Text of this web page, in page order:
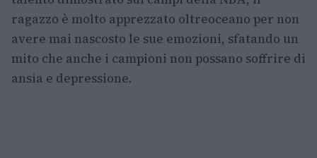
ragazzo è molto apprezzato oltreoceano per non
avere mai nascosto le sue emozioni, sfatando un
mito che anche i campioni non possano soffrire di
ansia e depressione.